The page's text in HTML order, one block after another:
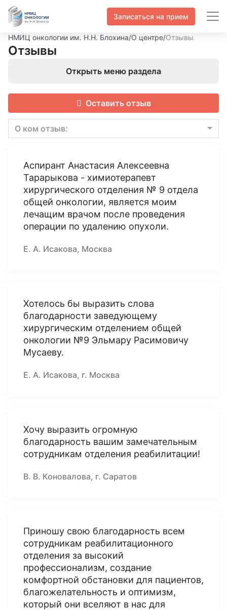
Записаться на прием
НМИЦ онкологии им. Н.Н. Блохина/О центре/Отзывы
Отзывы
Открыть меню раздела
Оставить отзыв
О ком отзыв:
Аспирант Анастасия Алексеевна
Тарарыкова - химиотерапевт
хирургического отделения № 9 отдела
общей онкологии, является моим
лечащим врачом после проведения
операции по удалению опухоли.
Е. А. Исакова, Москва
Хотелось бы выразить слова
благодарности заведующему
хирургическим отделением общей
онкологии №9 Эльмару Расимовичу
Мусаеву.
Е. А. Исакова, г. Москва
Хочу выразить огромную
благодарность вашим замечательным
сотрудникам отделения реабилитации!
В. В. Коновалова, г. Саратов
Приношу свою благодарность всем
сотрудникам реабилитационного
отделения за высокий
профессионализм, создание
комфортной обстановки для пациентов,
благожелательность и оптимизм,
который они вселяют в нас для